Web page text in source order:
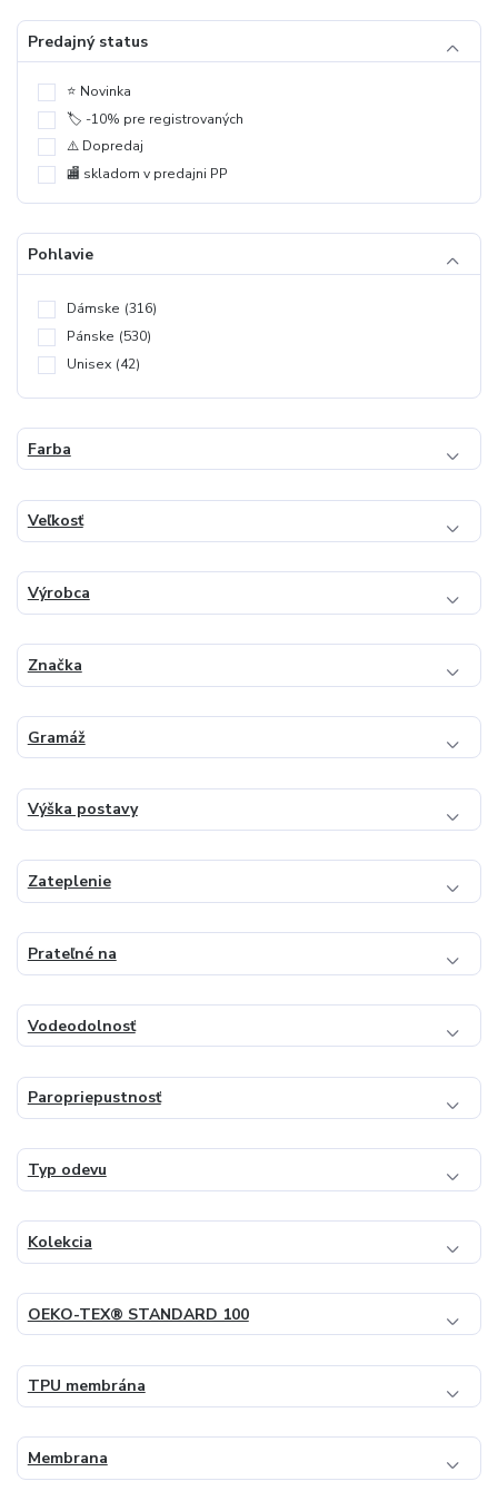
Predajný status
⭐️ Novinka
🏷️ -10% pre registrovaných
⚠️ Dopredaj
🏬 skladom v predajni PP
Pohlavie
Dámske (316)
Pánske (530)
Unisex (42)
Farba
Veľkosť
Výrobca
Značka
Gramáž
Výška postavy
Zateplenie
Prateľné na
Vodeodolnosť
Paropriepustnosť
Typ odevu
Kolekcia
OEKO-TEX® STANDARD 100
TPU membrána
Membrana